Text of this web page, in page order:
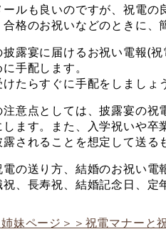
ールも良いのですが、祝電
合格のお祝いなどのときに、
露宴に届けるお祝い電報(
手配します。
たらすぐに手配をしましょ
注意点としては、披露宴の
します。また、入学祝いや
されることを想定して送る
の送り方、結婚のお祝い
、長寿祝、結婚記念日、定
妹ページ＞＞祝電マナーと